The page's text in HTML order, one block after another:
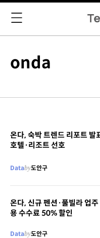
onda
온다, 숙박 트렌드 리포트 발
호텔·리조트 선호
Databy도안구
온다, 신규 펜션·풀빌라 업주
용 수수료 50% 할인
Databy도안구